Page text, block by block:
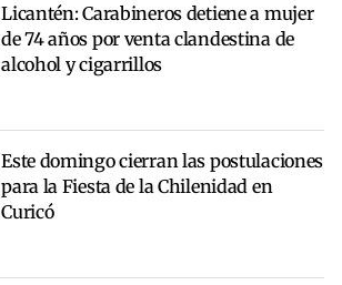
Licantén: Carabineros detiene a mujer
de 74 años por venta clandestina de
alcohol y cigarrillos
Este domingo cierran las postulaciones
para la Fiesta de la Chilenidad en
Curicó